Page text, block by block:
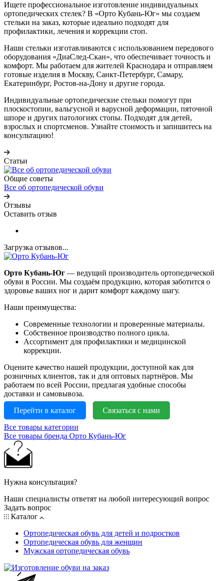
Ищете профессиональное изготовление индивидуальных
ортопедических стелек? В «Орто Кубань-Юг» мы создаем
стельки на заказ, которые идеально подходят для
профилактики, лечения и коррекции стоп.
Наши стельки изготавливаются с использованием передового
оборудования «ДиаСлед-Скан», что обеспечивает точность и
комфорт. Мы работаем для жителей Краснодара и отправляем
готовые изделия в Москву, Санкт-Петербург, Самару,
Екатеринбург, Ростов-на-Дону и другие города.
Индивидуальные ортопедические стельки помогут при
плоскостопии, вальгусной и варусной деформации, пяточной
шпоре и других патологиях стопы. Подходят для детей,
взрослых и спортсменов. Узнайте стоимость и запишитесь на
консультацию!
Статьи
Общие советы
Все об ортопедической обуви
Отзывы
Оставить отзыв
Загрузка отзывов...
Орто Кубань-Юг — ведущий производитель ортопедической
обуви в России. Мы создаём продукцию, которая заботится о
здоровье ваших ног и дарит комфорт каждому шагу.
Наши преимущества:
Современные технологии и проверенные материалы.
Собственное производство полного цикла.
Ассортимент для профилактики и медицинской
коррекции.
Оцените качество нашей продукции, доступной как для
розничных клиентов, так и для оптовых партнёров. Мы
работаем по всей России, предлагая удобные способы
доставки и самовывоза.
Перейти в каталог
Связаться с нами
Все товары категории
Все товары бренда Орто Кубань-Юг
Нужна консультация?
Наши специалисты ответят на любой интересующий вопрос
Задать вопрос
Каталог
Ортопедическая обувь для детей и подростков
Ортопедическая обувь для женщин
Мужская ортопедическая обувь